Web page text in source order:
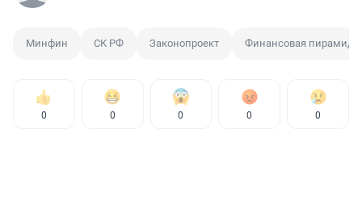
Минфин СК РФ Законопроект Финансовая пирамида
0 0 0 0 0